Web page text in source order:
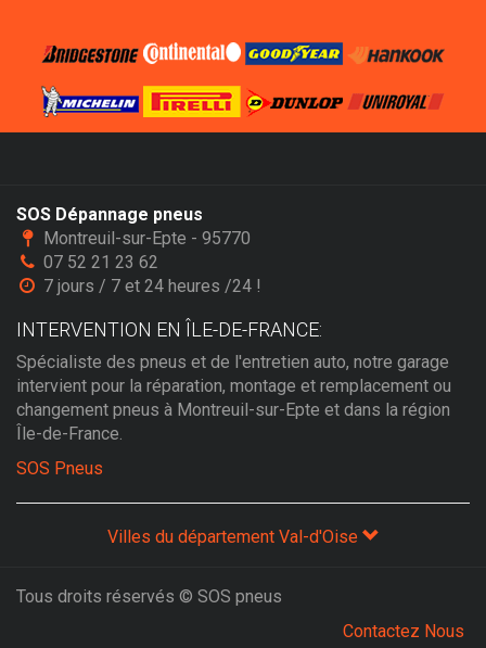
SOS Dépannage pneus
Montreuil-sur-Epte - 95770
07 52 21 23 62
7 jours / 7 et 24 heures /24 !
INTERVENTION EN ÎLE-DE-FRANCE:
Spécialiste des pneus et de l'entretien auto, notre garage
intervient pour la réparation, montage et remplacement ou
changement pneus à Montreuil-sur-Epte et dans la région
Île-de-France.
SOS Pneus
Villes du département Val-d'Oise
Tous droits réservés © SOS pneus
Contactez Nous